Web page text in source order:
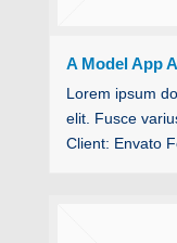
A Model App
Lorem ipsum
elit. Fusce
Client: Envato